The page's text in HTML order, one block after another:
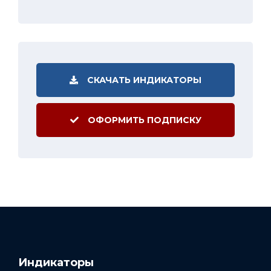
СКАЧАТЬ ИНДИКАТОРЫ
ОФОРМИТЬ ПОДПИСКУ
Индикаторы